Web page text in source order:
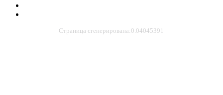
Страница сгенерирована:0.04045391